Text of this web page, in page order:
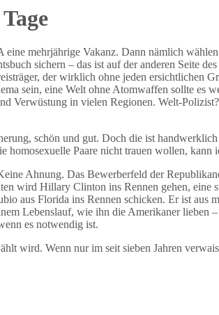
mehrjährige Vakanz. Dann nämlich
sichern – das ist auf der anderen Seite
der wirklich ohne jeden ersichtlichen
sein, eine Welt ohne Atomwaffen sollte
Verwüstung in vielen Regionen. Welt-
schön und gut. Doch die ist
homosexuelle Paare nicht trauen wollen, kann
Ahnung. Das Bewerberfeld der
wird Hillary Clinton ins Rennen gehen,
aus Florida ins Rennen schicken. Er ist aus
Lebenslauf, wie ihn die Amerikaner lieben
es notwendig ist.
wird. Wenn nur im seit sieben Jahren